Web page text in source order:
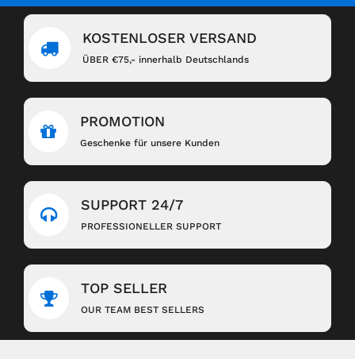
KOSTENLOSER VERSAND
ÜBER €75,- innerhalb Deutschlands
PROMOTION
Geschenke für unsere Kunden
SUPPORT 24/7
PROFESSIONELLER SUPPORT
TOP SELLER
OUR TEAM BEST SELLERS